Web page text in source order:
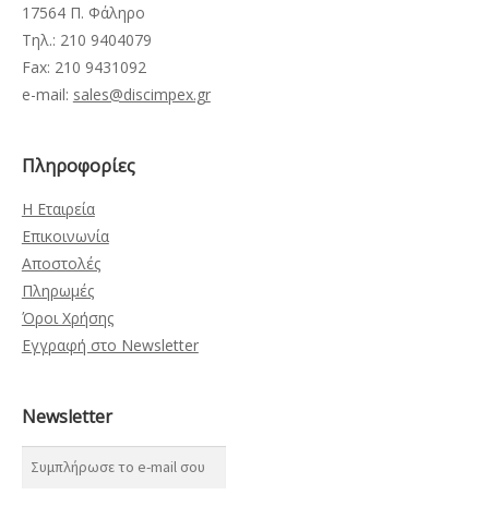
17564 Π. Φάληρο
Τηλ.: 210 9404079
Fax: 210 9431092
e-mail: sales@discimpex.gr
Πληροφορίες
Η Εταιρεία
Επικοινωνία
Αποστολές
Πληρωμές
Όροι Χρήσης
Εγγραφή στο Newsletter
Newsletter